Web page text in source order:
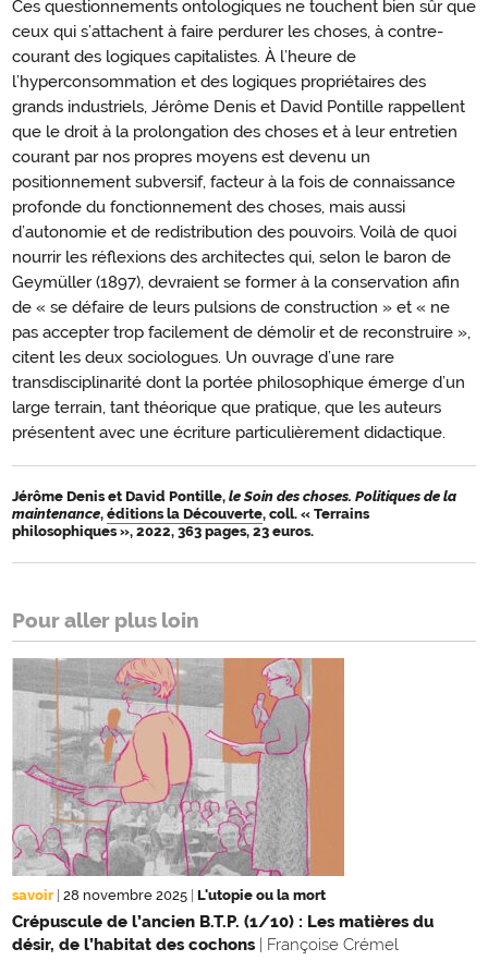
Ces questionnements ontologiques ne touchent bien sûr que
ceux qui s’attachent à faire perdurer les choses, à contre-
courant des logiques capitalistes. À l’heure de
l’hyperconsommation et des logiques propriétaires des
grands industriels, Jérôme Denis et David Pontille rappellent
que le droit à la prolongation des choses et à leur entretien
courant par nos propres moyens est devenu un
positionnement subversif, facteur à la fois de connaissance
profonde du fonctionnement des choses, mais aussi
d’autonomie et de redistribution des pouvoirs. Voilà de quoi
nourrir les réflexions des architectes qui, selon le baron de
Geymüller (1897), devraient se former à la conservation afin
de « se défaire de leurs pulsions de construction » et « ne
pas accepter trop facilement de démolir et de reconstruire »,
citent les deux sociologues. Un ouvrage d’une rare
transdisciplinarité dont la portée philosophique émerge d’un
large terrain, tant théorique que pratique, que les auteurs
présentent avec une écriture particulièrement didactique.
Jérôme Denis et David Pontille, le Soin des choses. Politiques de la
maintenance, éditions la Découverte, coll. « Terrains
philosophiques », 2022, 363 pages, 23 euros.
Pour aller plus loin
savoir 28 novembre 2025 L'utopie ou la mort
Crépuscule de l’ancien B.T.P. (1/10) : Les matières du
désir, de l’habitat des cochons | Françoise Crémel